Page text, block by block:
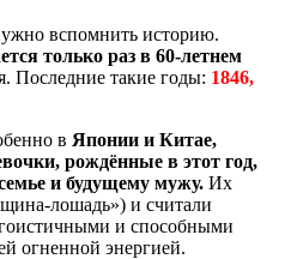
вспомнить историю.
только раз в 60-летнем
Последние такие годы: 1846,
в Японии и Китае,
рождённые в этот год,
и будущему мужу. Их
лошадь») и считали
и способными
огненной энергией.